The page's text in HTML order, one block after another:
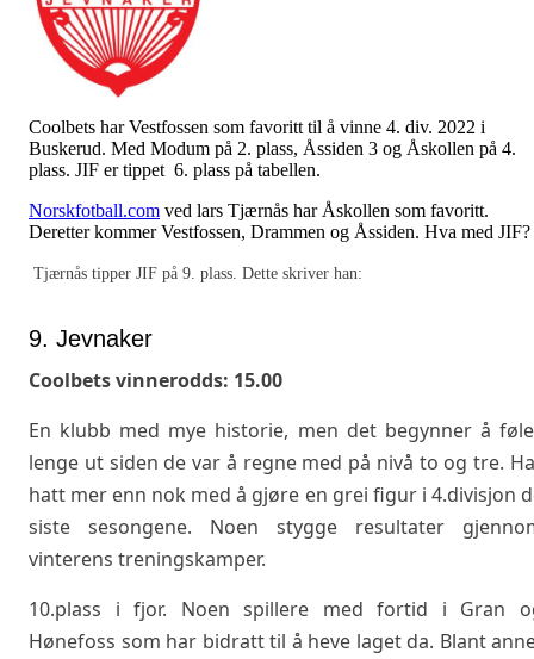
Coolbets har Vestfossen som favoritt til å vinne 4. div. 2022 i
Buskerud. Med Modum på 2. plass, Åssiden 3 og Åskollen på 4.
plass. JIF er tippet 6. plass på tabellen.
Norskfotball.com ved lars Tjærnås har Åskollen som favoritt.
Deretter kommer Vestfossen, Drammen og Åssiden. Hva med JIF?
Tjærnås tipper JIF på 9. plass. Dette skriver han:
9. Jevnaker
Coolbets vinnerodds: 15.00
En klubb med mye historie, men det begynner å
lenge ut siden de var å regne med på nivå to og tre.
hatt mer enn nok med å gjøre en grei figur i 4.divisjon
siste sesongene. Noen stygge resultater
vinterens treningskamper.
10.plass i fjor. Noen spillere med fortid i Gran
Hønefoss som har bidratt til å heve laget da. Blant